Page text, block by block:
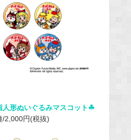
形ぬいぐるみマスコット☘︎
/2,000円(税抜)